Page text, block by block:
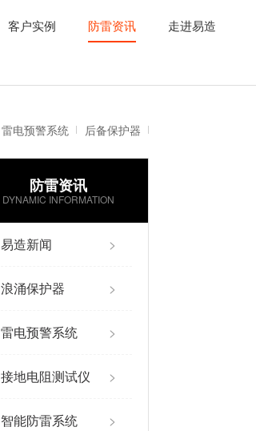
客户实例 防雷资讯 走进易造
雷电预警系统 后备保护器
雷电记录仪 智能防雷系统
防雷资讯
DYNAMIC INFORMATION
易造新闻 >
浪涌保护器 >
雷电预警系统 >
接地电阻测试仪 >
智能防雷系统 >